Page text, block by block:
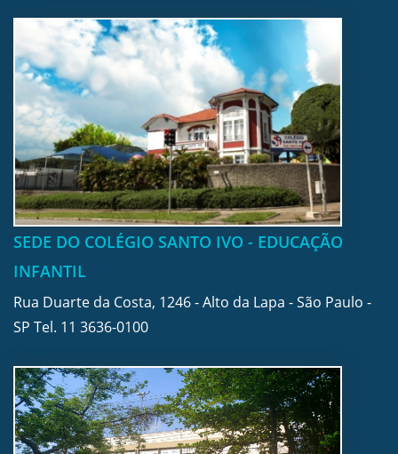
SEDE DO COLÉGIO SANTO IVO - EDUCAÇÃO
INFANTIL
Rua Duarte da Costa, 1246 - Alto da Lapa - São Paulo -
SP Tel. 11 3636-0100